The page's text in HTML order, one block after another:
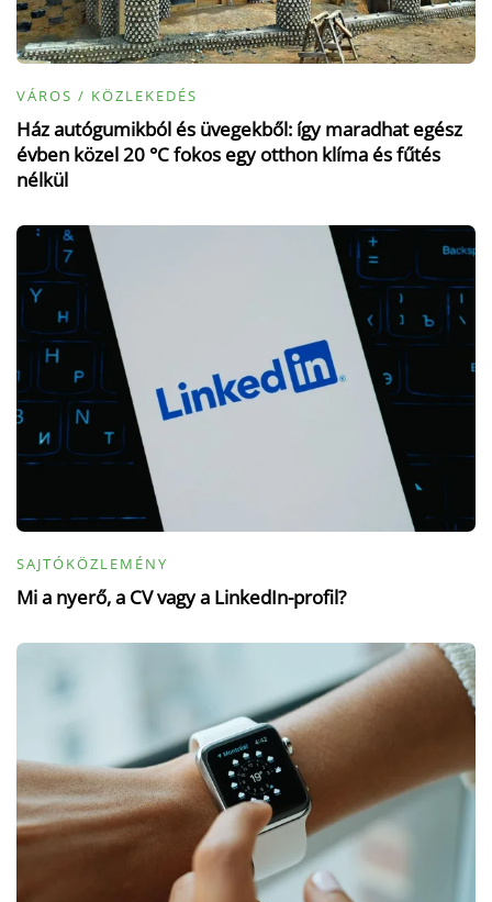
VÁROS / KÖZLEKEDÉS
Ház autógumikból és üvegekből: így maradhat egész
évben közel 20 °C fokos egy otthon klíma és fűtés
nélkül
SAJTÓKÖZLEMÉNY
Mi a nyerő, a CV vagy a LinkedIn-profil?